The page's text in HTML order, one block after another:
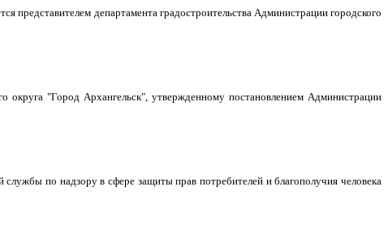
представителем департамента градостроительства Администрации городского
округа "Город Архангельск", утвержденному постановлением Администрации
по надзору в сфере защиты прав потребителей и благополучия человека